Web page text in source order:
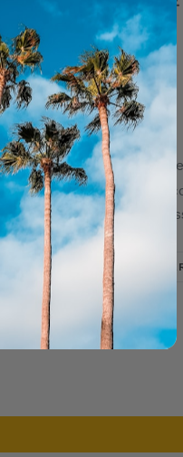
de :
psi HPA (très basse
avec raccord quick
en HPA (très basse
TWEETER
TWEETER
TWITTER